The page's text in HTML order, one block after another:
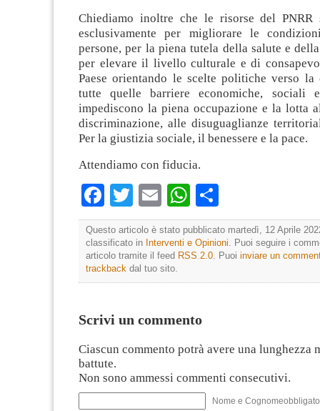
Chiediamo inoltre che le risorse del PNRR
esclusivamente per migliorare le
persone, per la piena tutela della salute e
per elevare il livello culturale e di
Paese orientando le scelte politiche verso
tutte quelle barriere economiche, sociali
impediscono la piena occupazione e la lotta
discriminazione, alle disuguaglianze
Per la giustizia sociale, il benessere e la pace.
Attendiamo con fiducia.
Facebook
Twitter
EmailWhatsApp
Questo articolo è stato pubblicato martedì, 12 Aprile
classificato in Interventi e Opinioni . Puoi seguire i
articolo tramite il feed RSS 2.0 . Puoi inviare un
trackback dal tuo sito.
Scrivi un commento
Ciascun commento potrà avere una lunghezza
battute.
Non sono ammessi commenti consecutivi.
Nome e